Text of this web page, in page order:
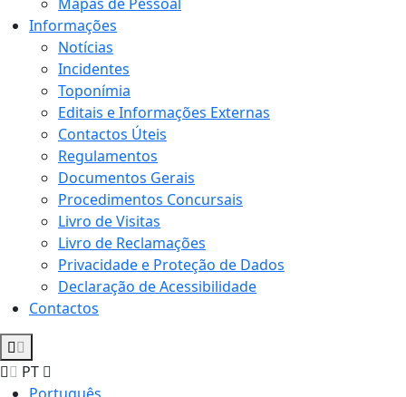
Mapas de Pessoal
Informações
Notícias
Incidentes
Toponímia
Editais e Informações Externas
Contactos Úteis
Regulamentos
Documentos Gerais
Procedimentos Concursais
Livro de Visitas
Livro de Reclamações
Privacidade e Proteção de Dados
Declaração de Acessibilidade
Contactos
PT